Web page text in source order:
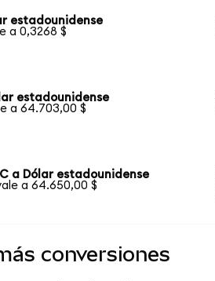
estadounidense
a 0,3268 $
estadounidense
a 64.703,00 $
a Dólar estadounidense
a 64.650,00 $
conversiones